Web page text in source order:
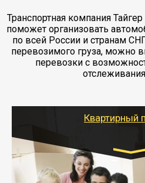
Транспортная компания
поможет организовать
по всей России и странам
перевозимого груза, можно
перевозки с
Квартирный
Газель: 1,5